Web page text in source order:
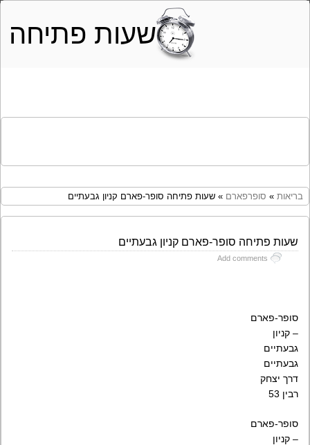
שעות פתיחה
בריאות » סופרפארם » שעות פתיחה סופר-פארם קניון גבעתיים
שעות פתיחה סופר-פארם קניון גבעתיים
Add comments
סופר-פארם
– קניון
גבעתיים
גבעתיים
דרך יצחק
רבין 53
סופר-פארם
– קניון